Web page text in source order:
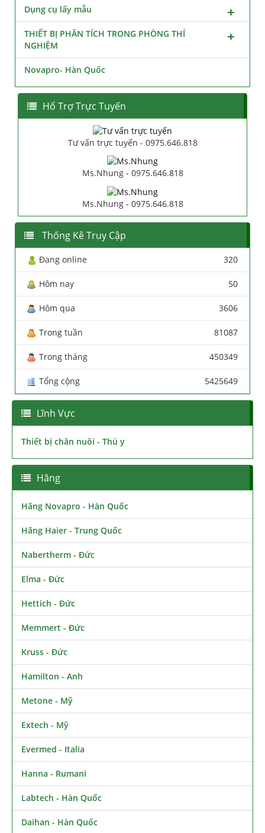
Dụng cụ lấy mẫu
THIẾT BỊ PHÂN TÍCH TRONG PHÒNG THÍ
NGHIỆM
Novapro- Hàn Quốc
Hổ Trợ Trực Tuyến
Tư vấn trực tuyến - 0975.646.818
Ms.Nhung - 0975.646.818
Ms.Nhung - 0975.646.818
Thống Kê Truy Cập
Đang online 320
Hôm nay 50
Hôm qua 3606
Trong tuần 81087
Trong tháng 450349
Tổng cộng 5425649
Lĩnh Vực
Thiết bị chăn nuôi - Thú y
Hãng
Hãng Novapro - Hàn Quốc
Hãng Haier - Trung Quốc
Nabertherm - Đức
Elma - Đức
Hettich - Đức
Memmert - Đức
Kruss - Đức
Hamilton - Anh
Metone - Mỹ
Extech - Mỹ
Evermed - Italia
Hanna - Rumani
Labtech - Hàn Quốc
Daihan - Hàn Quốc